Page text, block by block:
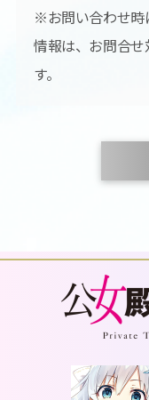
※お問い合わせ時
情報は、お問合
す。